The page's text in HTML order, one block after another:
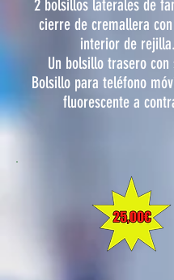
2 bolsillos laterales de
cierre de cremallera
interior de rejilla.
Un bolsillo trasero con
Bolsillo para teléfono
fluorescente a